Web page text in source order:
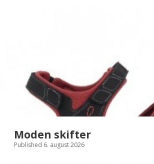
Moden skifter
Published 6. august 2026